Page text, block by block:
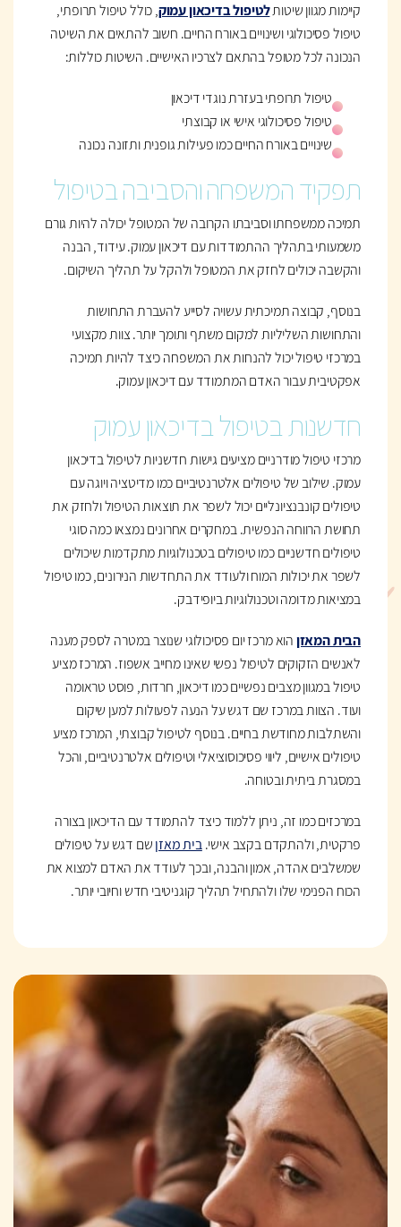
קיימות מגוון שיטותלטיפול בדיכאון עמוק, כולל טיפול תרופתי,
טיפול פסיכולוגי ושינויים באורח החיים. חשוב להתאים את השיטה
הנכונה לכל מטופל בהתאם לצרכיו האישיים. השיטות כוללות:
טיפול תרופתי בעזרת נוגדי דיכאון
טיפול פסיכולוגי אישי או קבוצתי
שינויים באורח החיים כמו פעילות גופנית ותזונה נכונה
תפקיד המשפחה והסביבה בטיפול
תמיכה ממשפחתו וסביבתו הקרובה של המטופל יכולה להיות גורם
משמעותי בתהליך ההתמודדות עם דיכאון עמוק. עידוד, הבנה
והקשבה יכולים לחזק את המטופל ולהקל על תהליך השיקום.
בנוסף, קבוצה תמיכתית עשויה לסייע להעברת התחושות
והתחושות השליליות למקום משתף ותומך יותר. צוות מקצועי
במרכזי טיפול יכול להנחות את המשפחה כיצד להיות תמיכה
אפקטיבית עבור האדם המתמודד עם דיכאון עמוק.
חדשנות בטיפול בדיכאון עמוק
מרכזי טיפול מודרניים מציעים גישות חדשניות לטיפול בדיכאון
עמוק. שילוב של טיפולים אלטרנטיביים כמו מדיטציה ויוגה עם
טיפולים קונבנציונליים יכול לשפר את תוצאות הטיפול ולחזק את
תחושת הרווחה הנפשית. במחקרים אחרונים נמצאו כמה סוגי
טיפולים חדשניים כמו טיפולים בטכנולוגיות מתקדמות שיכולים
לשפר את יכולות המוח ולעודד את התחדשות הנירונים, כמו טיפול
במציאות מדומה וטכנולוגיות ביופידבק.
הבית המאזןהוא מרכז יום פסיכולוגי שנוצר במטרה לספק מענה
לאנשים הזקוקים לטיפול נפשי שאינו מחייב אשפוז. המרכז מציע
טיפול במגוון מצבים נפשיים כמו דיכאון, חרדות, פוסט טראומה
ועוד. הצוות במרכז שם דגש על הנעה לפעולות למען שיקום
והשתלבות מחודשת בחיים. בנוסף לטיפול קבוצתי, המרכז מציע
טיפולים אישיים, ליווי פסיכוסוציאלי וטיפולים אלטרנטיביים, והכל
במסגרת ביתית ובטוחה.
במרכזים כמו זה, ניתן ללמוד כיצד להתמודד עם הדיכאון בצורה
פרקטית, ולהתקדם בקצב אישי.בית מאזןשם דגש על טיפולים
שמשלבים אהדה, אמון והבנה, ובכך לעודד את האדם למצוא את
הכוח הפנימי שלו ולהתחיל תהליך קוגניטיבי חדש וחיובי יותר.